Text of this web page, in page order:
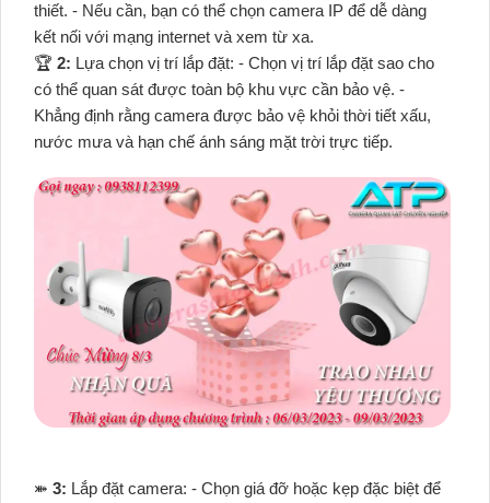
thiết. - Nếu cần, bạn có thể chọn camera IP để dễ dàng
kết nối với mạng internet và xem từ xa.
️🏆 2: Lựa chọn vị trí lắp đặt: - Chọn vị trí lắp đặt sao cho
có thể quan sát được toàn bộ khu vực cần bảo vệ. -
Khẳng định rằng camera được bảo vệ khỏi thời tiết xấu,
nước mưa và hạn chế ánh sáng mặt trời trực tiếp.
⤘ 3: Lắp đặt camera: - Chọn giá đỡ hoặc kẹp đặc biệt để